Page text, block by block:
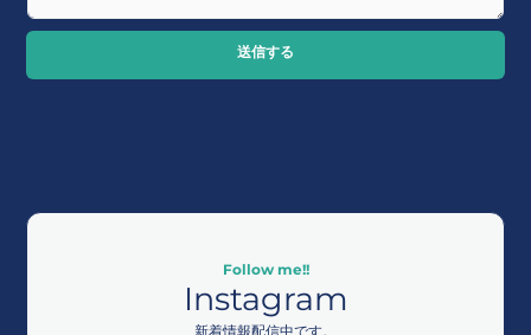
送信する
Follow me!!
Instagram
新着情報配信中です。